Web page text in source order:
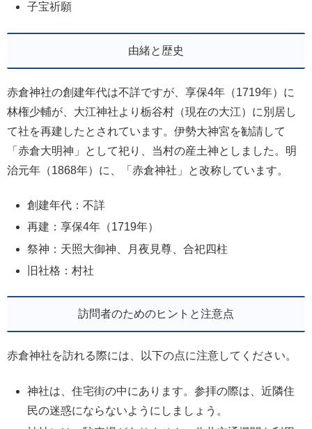
子宝祈願
由緒と歴史
赤倉神社の創建年代は不詳ですが、享保4年（1719年）に
林権少輔が、大江神社より栃谷村（現在の大江）に別居し
て社を再建したとされています。伊勢大神宮を勧請して
「赤倉大明神」として祀り、当村の産土神としました。明
治元年（1868年）に、「赤倉神社」と改称しています。
創建年代：不詳
再建：享保4年（1719年）
祭神：天照大御神、月夜見尊、合祀四柱
旧社格：村社
訪問者のためのヒントと注意点
赤倉神社を訪れる際には、以下の点に注意してください。
神社は、住宅街の中にあります。参拝の際は、近隣住
民の迷惑にならないようにしましょう。